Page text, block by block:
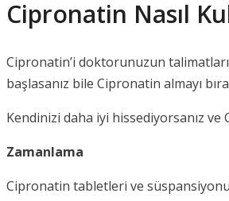
Cipronatin Nasıl
Cipronatin’i doktorunuzun
başlasanız bile Cipronatin almayı
Kendinizi daha iyi hissediyorsanız
Zamanlama
Cipronatin tabletleri ve süspansiyonu